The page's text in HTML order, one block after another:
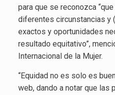
para que se reconozca
diferentes circunstancias y
exactos y oportunidades
resultado equitativo”,
Internacional de la Mujer.
“Equidad no es solo es
web, dando a notar que las